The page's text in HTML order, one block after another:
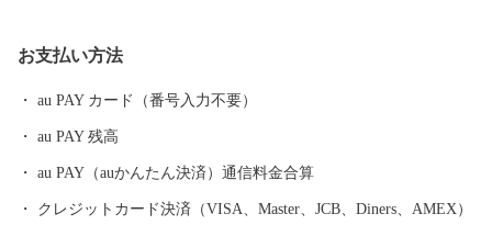
お支払い方法
au PAY カード（番号入力不要）
au PAY 残高
au PAY（auかんたん決済）通信料金合算
クレジットカード決済（VISA、Master、JCB、Diners、AMEX）